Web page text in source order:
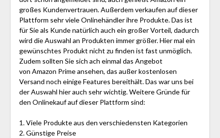
großes Kundenvertrauen. Außerdem verkaufen auf dieser
Plattform sehr viele Onlinehändler ihre Produkte. Das ist
für Sie als Kunde natürlich auch ein großer Vorteil, dadurch
wird die Auswahl an Produkten immer größer. Hier mal ein
gewünschtes Produkt nicht zu finden ist fast unmöglich.
Zudem sollten Sie sich ach einmal das Angebot
von Amazon Prime ansehen, das außer kostenlosen
Versand noch einige Features bereithält. Das war uns bei
der Auswahl hier auch sehr wichtig. Weitere Gründe für
den Onlinekauf auf dieser Plattform sind:
1. Viele Produkte aus den verschiedensten Kategorien
2. Günstige Preise